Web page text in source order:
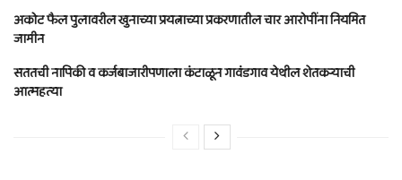
अकोट फैल पुलावरील खुनाच्या प्रयत्नाच्या प्रकरणातील चार आरोपींना नियमित
जामीन
सततची नापिकी व कर्जबाजारीपणाला कंटाळून गावंडगाव येथील शेतकऱ्याची
आत्महत्या